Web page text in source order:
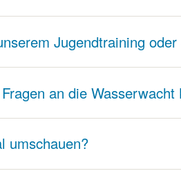
Jugendtraining
an die Wasserwacht
umschauen?